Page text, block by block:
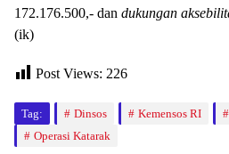
172.176.500,- dan dukungan
(ik)
Post Views: 226
Tag: Dinsos Kemensos RI
Operasi Katarak